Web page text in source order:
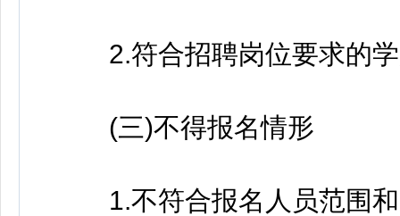
2.符合招聘岗位要求的学
(三)不得报名情形
1.不符合报名人员范围和